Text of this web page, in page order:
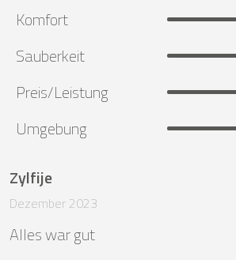
Komfort
Sauberkeit
Preis/Leistung
Umgebung
Zylfije
Dezember 2023
Alles war gut